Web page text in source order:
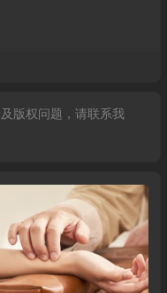
版权问题，请联系我